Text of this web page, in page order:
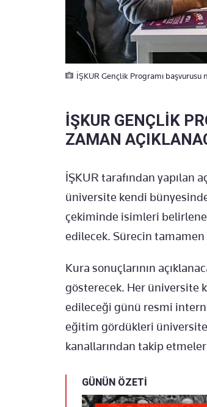
İŞKUR Gençlik Programı başvurusu
İŞKUR GENÇLİK
ZAMAN
İŞKUR tarafından yapılan
üniversite kendi
çekiminde isimleri
edilecek. Sürecin
Kura sonuçlarının
gösterecek. Her üniversite
edileceği günü resmi
eğitim gördükleri
kanallarından takip
GÜNÜN ÖZETİ